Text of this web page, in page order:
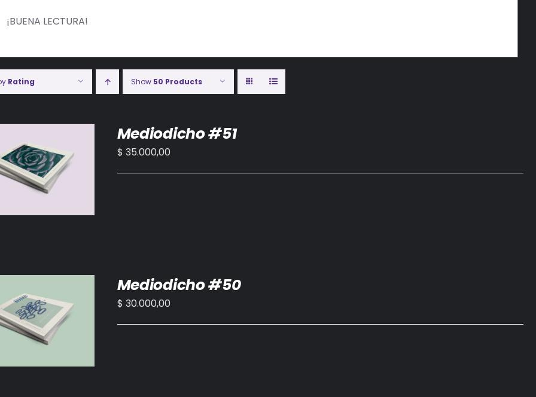
¡BUENA LECTURA!
Rating Show 50 Products
AL CARRITO
DETALLES
Mediodicho #51
$ 35.000,00
AL CARRITO
DETALLES
Mediodicho #50
$ 30.000,00